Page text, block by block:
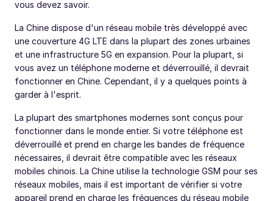
vous devez savoir.
La Chine dispose d'un réseau mobile très développé avec
une couverture 4G LTE dans la plupart des zones urbaines
et une infrastructure 5G en expansion. Pour la plupart, si
vous avez un téléphone moderne et déverrouillé, il devrait
fonctionner en Chine. Cependant, il y a quelques points à
garder à l'esprit.
La plupart des smartphones modernes sont conçus pour
fonctionner dans le monde entier. Si votre téléphone est
déverrouillé et prend en charge les bandes de fréquence
nécessaires, il devrait être compatible avec les réseaux
mobiles chinois. La Chine utilise la technologie GSM pour ses
réseaux mobiles, mais il est important de vérifier si votre
appareil prend en charge les fréquences du réseau mobile